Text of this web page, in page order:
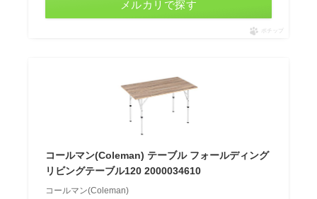
メルカリで探す
ポチップ
コールマン(Coleman) テーブル フォールディング
リビングテーブル120 2000034610
コールマン(Coleman)